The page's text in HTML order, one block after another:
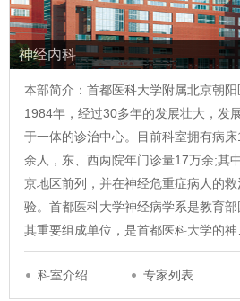
神经内科
本部简介：首都医科大学附属北京朝
1984年，经过30多年的发展壮大，发
于一体的诊治中心。目前科室拥有病
余人，东、西两院年门诊量17万余;其
京地区前列，并在神经危重症病人的
验。首都医科大学神经病学系是教育
其重要组成单位，是首都医科大学的神
科室介绍 专家列表